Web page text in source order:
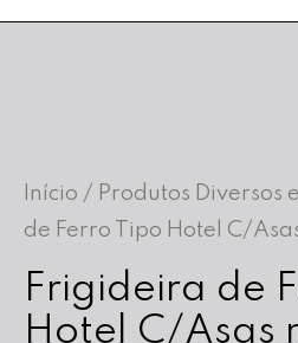
Início / Produtos Diversos
de Ferro Tipo Hotel C/Asas
Frigideira de
Hotel C/Asas